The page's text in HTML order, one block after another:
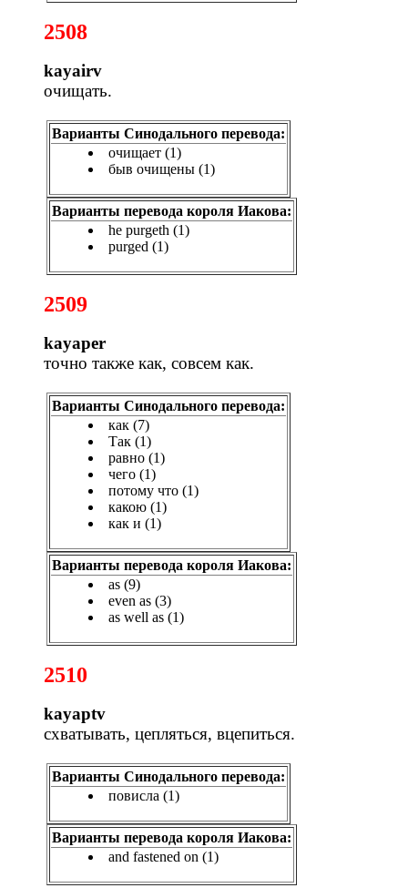
2508
kayairv
очищать.
Варианты Синодального перевода:
очищает (1)
быв очищены (1)
Варианты перевода короля Иакова:
he purgeth (1)
purged (1)
2509
kayaper
точно также как, совсем как.
Варианты Синодального перевода:
как (7)
Так (1)
равно (1)
чего (1)
потому что (1)
какою (1)
как и (1)
Варианты перевода короля Иакова:
as (9)
even as (3)
as well as (1)
2510
kayaptv
схватывать, цепляться, вцепиться.
Варианты Синодального перевода:
повисла (1)
Варианты перевода короля Иакова:
and fastened on (1)